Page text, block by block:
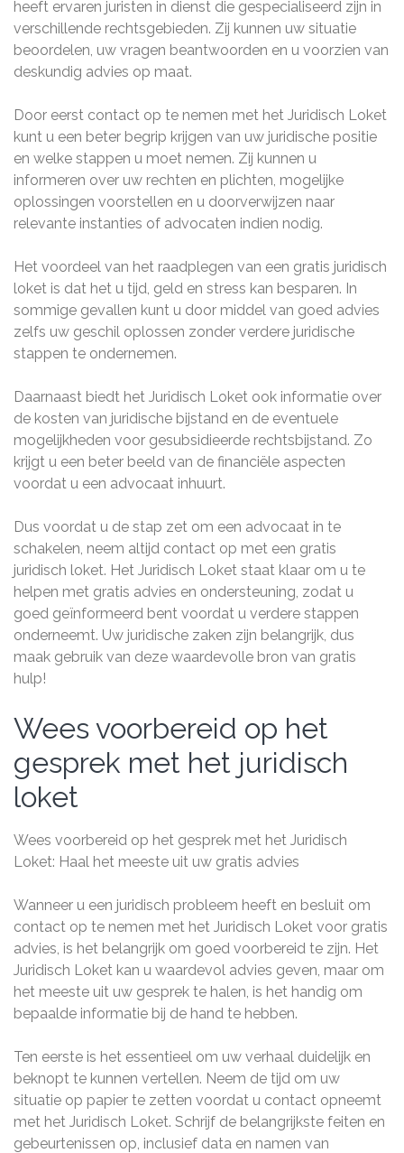
heeft ervaren juristen in dienst die gespecialiseerd zijn in
verschillende rechtsgebieden. Zij kunnen uw situatie
beoordelen, uw vragen beantwoorden en u voorzien van
deskundig advies op maat.
Door eerst contact op te nemen met het Juridisch Loket
kunt u een beter begrip krijgen van uw juridische positie
en welke stappen u moet nemen. Zij kunnen u
informeren over uw rechten en plichten, mogelijke
oplossingen voorstellen en u doorverwijzen naar
relevante instanties of advocaten indien nodig.
Het voordeel van het raadplegen van een gratis juridisch
loket is dat het u tijd, geld en stress kan besparen. In
sommige gevallen kunt u door middel van goed advies
zelfs uw geschil oplossen zonder verdere juridische
stappen te ondernemen.
Daarnaast biedt het Juridisch Loket ook informatie over
de kosten van juridische bijstand en de eventuele
mogelijkheden voor gesubsidieerde rechtsbijstand. Zo
krijgt u een beter beeld van de financiële aspecten
voordat u een advocaat inhuurt.
Dus voordat u de stap zet om een advocaat in te
schakelen, neem altijd contact op met een gratis
juridisch loket. Het Juridisch Loket staat klaar om u te
helpen met gratis advies en ondersteuning, zodat u
goed geïnformeerd bent voordat u verdere stappen
onderneemt. Uw juridische zaken zijn belangrijk, dus
maak gebruik van deze waardevolle bron van gratis
hulp!
Wees voorbereid op het
gesprek met het juridisch
loket
Wees voorbereid op het gesprek met het Juridisch
Loket: Haal het meeste uit uw gratis advies
Wanneer u een juridisch probleem heeft en besluit om
contact op te nemen met het Juridisch Loket voor gratis
advies, is het belangrijk om goed voorbereid te zijn. Het
Juridisch Loket kan u waardevol advies geven, maar om
het meeste uit uw gesprek te halen, is het handig om
bepaalde informatie bij de hand te hebben.
Ten eerste is het essentieel om uw verhaal duidelijk en
beknopt te kunnen vertellen. Neem de tijd om uw
situatie op papier te zetten voordat u contact opneemt
met het Juridisch Loket. Schrijf de belangrijkste feiten en
gebeurtenissen op, inclusief data en namen van